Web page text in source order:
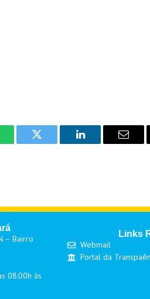
Twitter LinkedIn Email
– Bairro
08:00h às
Links
Webmail
Portal da